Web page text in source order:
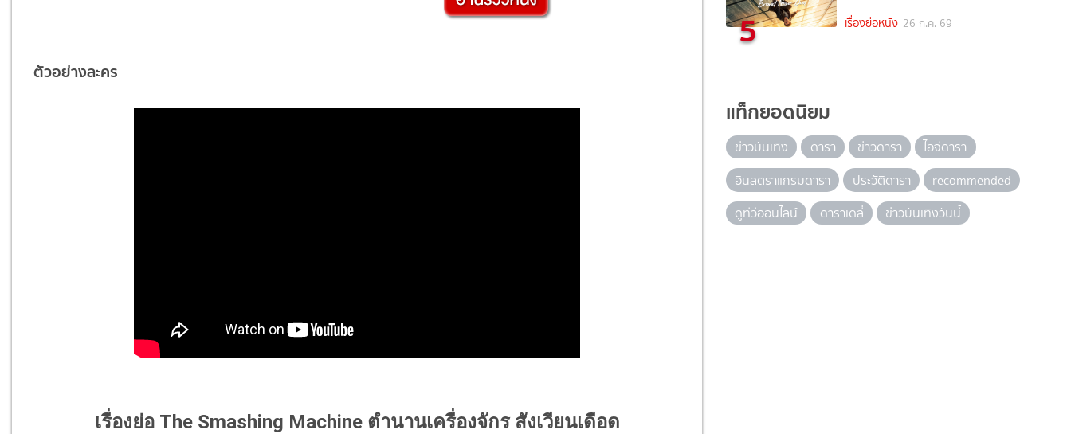
ตัวอย่างละคร
เรื่องย่อ The Smashing Machine ตำนานเครื่องจักร สังเวียนเดือด
5 เรื่องย่อหนัง 26 ก.ค. 69
แท็กยอดนิยม
ข่าวบันเทิง ดารา ข่าวดารา
ไอจีดารา
อินสตราแกรมดารา
ประวัติดารา
recommended
ดูทีวีออนไลน์
ดาราเดลี่ ข่าวบันเทิงวันนี้